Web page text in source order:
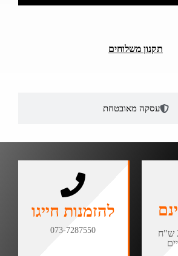
עסקה מאובטחת
תקנון משלוחים
מעל 250 ש"ח
להזמנות חייגו
073-7287550